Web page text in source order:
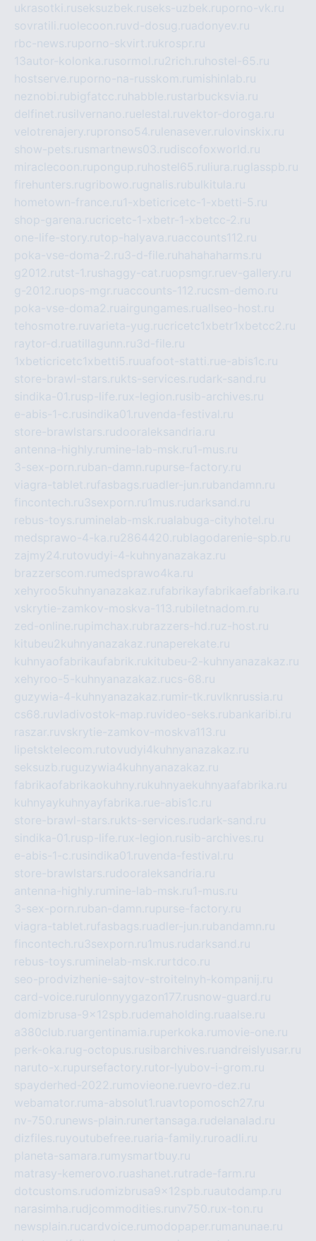
ukrasotki.ruseksuzbek.ruseks-uzbek.ruporno-vk.ru
sovratili.ruolecoon.ruvd-dosug.ruadonyev.ru
rbc-news.ruporno-skvirt.rukrospr.ru
13autor-kolonka.rusormol.ru2rich.ru hostel-65.ru
hostserve.ruporno-na-russkom.ru mishinlab.ru
neznobi.rubigfatcc.ru habble.rustarbucksvia.ru
delfinet.rusilvernano.ruelestal.ruvektor-doroga.ru
velotrenajery.rupronso54.ru lenasever.ru lovinskix.ru
show-pets.rusmartnews03.rudiscofoxworld.ru
miraclecoon.rupongup.ru hostel65.ru liura.ruglasspb.ru
firehunters.rugribowo.rugnalis.rubulkitula.ru
hometown-france.ru1-xbeticricetc-1-xbetti-5.ru
shop-garena.rucricetc-1-xbetr-1-xbetcc-2.ru
one-life-story.rutop-halyava.ruaccounts112.ru
poka-vse-doma-2.ru3-d-file.ru hahahaharms.ru
g2012.rutst-1.rushaggy-cat.ruopsmgr.ruev-gallery.ru
g-2012.ruops-mgr.ruaccounts-112.rucsm-demo.ru
poka-vse-doma2.ruairgungames.ruallseo-host.ru
tehosmotre.ruvarieta-yug.rucricetc1xbetr1xbetcc2.ru
raytor-d.ruatillagunn.ru3d-file.ru
1xbeticricetc1xbetti5.ruuafoot-statti.rue-abis1c.ru
store-brawl-stars.rukts-services.rudark-sand.ru
sindika-01.rusp-life.rux-legion.rusib-archives.ru
e-abis-1-c.rusindika01.ruvenda-festival.ru
store-brawlstars.rudooraleksandria.ru
antenna-highly.ru mine-lab-msk.ru1-mus.ru
3-sex-porn.ruban-damn.rupurse-factory.ru
viagra-tablet.rufasbags.ruadler-jun.rubandamn.ru
fincontech.ru3sexporn.ru1mus.rudarksand.ru
rebus-toys.ru minelab-msk.rualabuga-cityhotel.ru
medsprawo-4-ka.ru2864420.rublagodarenie-spb.ru
zajmy24.rutovudyi-4-kuhnyanazakaz.ru
brazzerscom.ru medsprawo4ka.ru
xehyroo5kuhnyanazakaz.rufabrikayfabrikaefabrika.ru
vskrytie-zamkov-moskva-113.rubiletnadom.ru
zed-online.rupimchax.rubrazzers-hd.ruz-host.ru
kitubeu2kuhnyanazakaz.ru naperekate.ru
kuhnyaofabrikaufabrik.rukitubeu-2-kuhnyanazakaz.ru
xehyroo-5-kuhnyanazakaz.rucs-68.ru
guzywia-4-kuhnyanazakaz.ru mir-tk.ruvlknrussia.ru
cs68.ruvladivostok-map.ruvideo-seks.rubankaribi.ru
raszar.ruvskrytie-zamkov-moskva113.ru
lipetsktelecom.rutovudyi4kuhnyanazakaz.ru
seksuzb.ruguzywia4kuhnyanazakaz.ru
fabrikaofabrikaokuhny.rukuhnyaekuhnyaafabrika.ru
kuhnyaykuhnyayfabrika.rue-abis1c.ru
store-brawl-stars.rukts-services.rudark-sand.ru
sindika-01.rusp-life.rux-legion.rusib-archives.ru
e-abis-1-c.rusindika01.ruvenda-festival.ru
store-brawlstars.rudooraleksandria.ru
antenna-highly.ru mine-lab-msk.ru1-mus.ru
3-sex-porn.ruban-damn.rupurse-factory.ru
viagra-tablet.rufasbags.ruadler-jun.rubandamn.ru
fincontech.ru3sexporn.ru1mus.rudarksand.ru
rebus-toys.ru minelab-msk.ru rtdco.ru
seo-prodvizhenie-sajtov-stroitelnyh-kompanij.ru
card-voice.ru rulonnyygazon177.rusnow-guard.ru
domizbrusa-9x12spb.rudemaholding.ruaalse.ru
a380club.ruargentinamia.ruperkoka.ru movie-one.ru
perk-oka.rug-octopus.rusibarchives.ruandreislyusar.ru
naruto-x.rupursefactory.rutor-lyubov-i-grom.ru
spayderhed-2022.ru movieone.ruevro-dez.ru
webamator.ru ma-absolut1.ruavtopomosch27.ru
nv-750.ru news-plain.ru nertansaga.rudelanalad.ru
dizfiles.ruyoutubefree.ruaria-family.ru roadli.ru
planeta-samara.ru mysmartbuy.ru
matrasy-kemerovo.ruashanet.rutrade-farm.ru
dotcustoms.rudomizbrusa9x12spb.ruautodamp.ru
narasimha.rudjcommodities.ru nv750.rux-ton.ru
newsplain.rucardvoice.ru modopaper.ru manunae.ru